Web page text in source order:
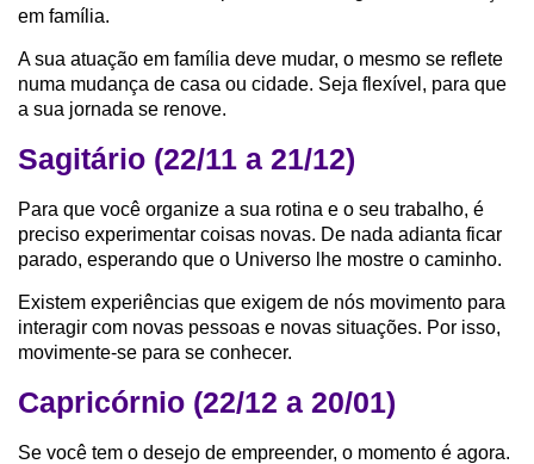
em família.
A sua atuação em família deve mudar, o mesmo se reflete
numa mudança de casa ou cidade. Seja flexível, para que
a sua jornada se renove.
Sagitário (22/11 a 21/12)
Para que você organize a sua rotina e o seu trabalho, é
preciso experimentar coisas novas. De nada adianta ficar
parado, esperando que o Universo lhe mostre o caminho.
Existem experiências que exigem de nós movimento para
interagir com novas pessoas e novas situações. Por isso,
movimente-se para se conhecer.
Capricórnio (22/12 a 20/01)
Se você tem o desejo de empreender, o momento é agora.